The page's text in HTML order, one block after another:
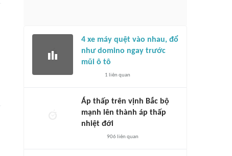
4 xe máy quệt vào nhau, đổ
như domino ngay trước
mũi ô tô
1 liên quan
Áp thấp trên vịnh Bắc bộ
mạnh lên thành áp thấp
nhiệt đới
906 liên quan